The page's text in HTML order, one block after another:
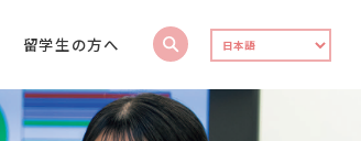
留学生の方へ